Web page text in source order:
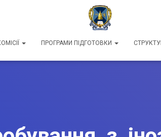
ПРОГРАМИ ПІДГОТОВКИ